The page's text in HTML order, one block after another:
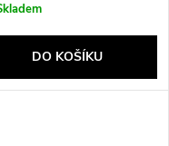
DO KOŠÍKU